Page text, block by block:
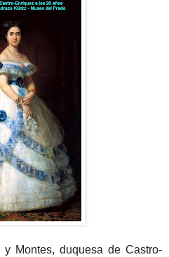
Montes, duquesa de Castro-